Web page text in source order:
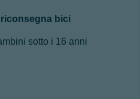
bici
sotto i 16 anni